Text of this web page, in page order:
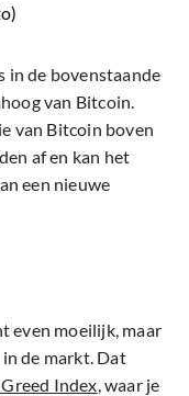
in de bovenstaande
van Bitcoin.
van Bitcoin boven
af en kan het
een nieuwe
even moeilijk, maar
de markt. Dat
Index, waar je